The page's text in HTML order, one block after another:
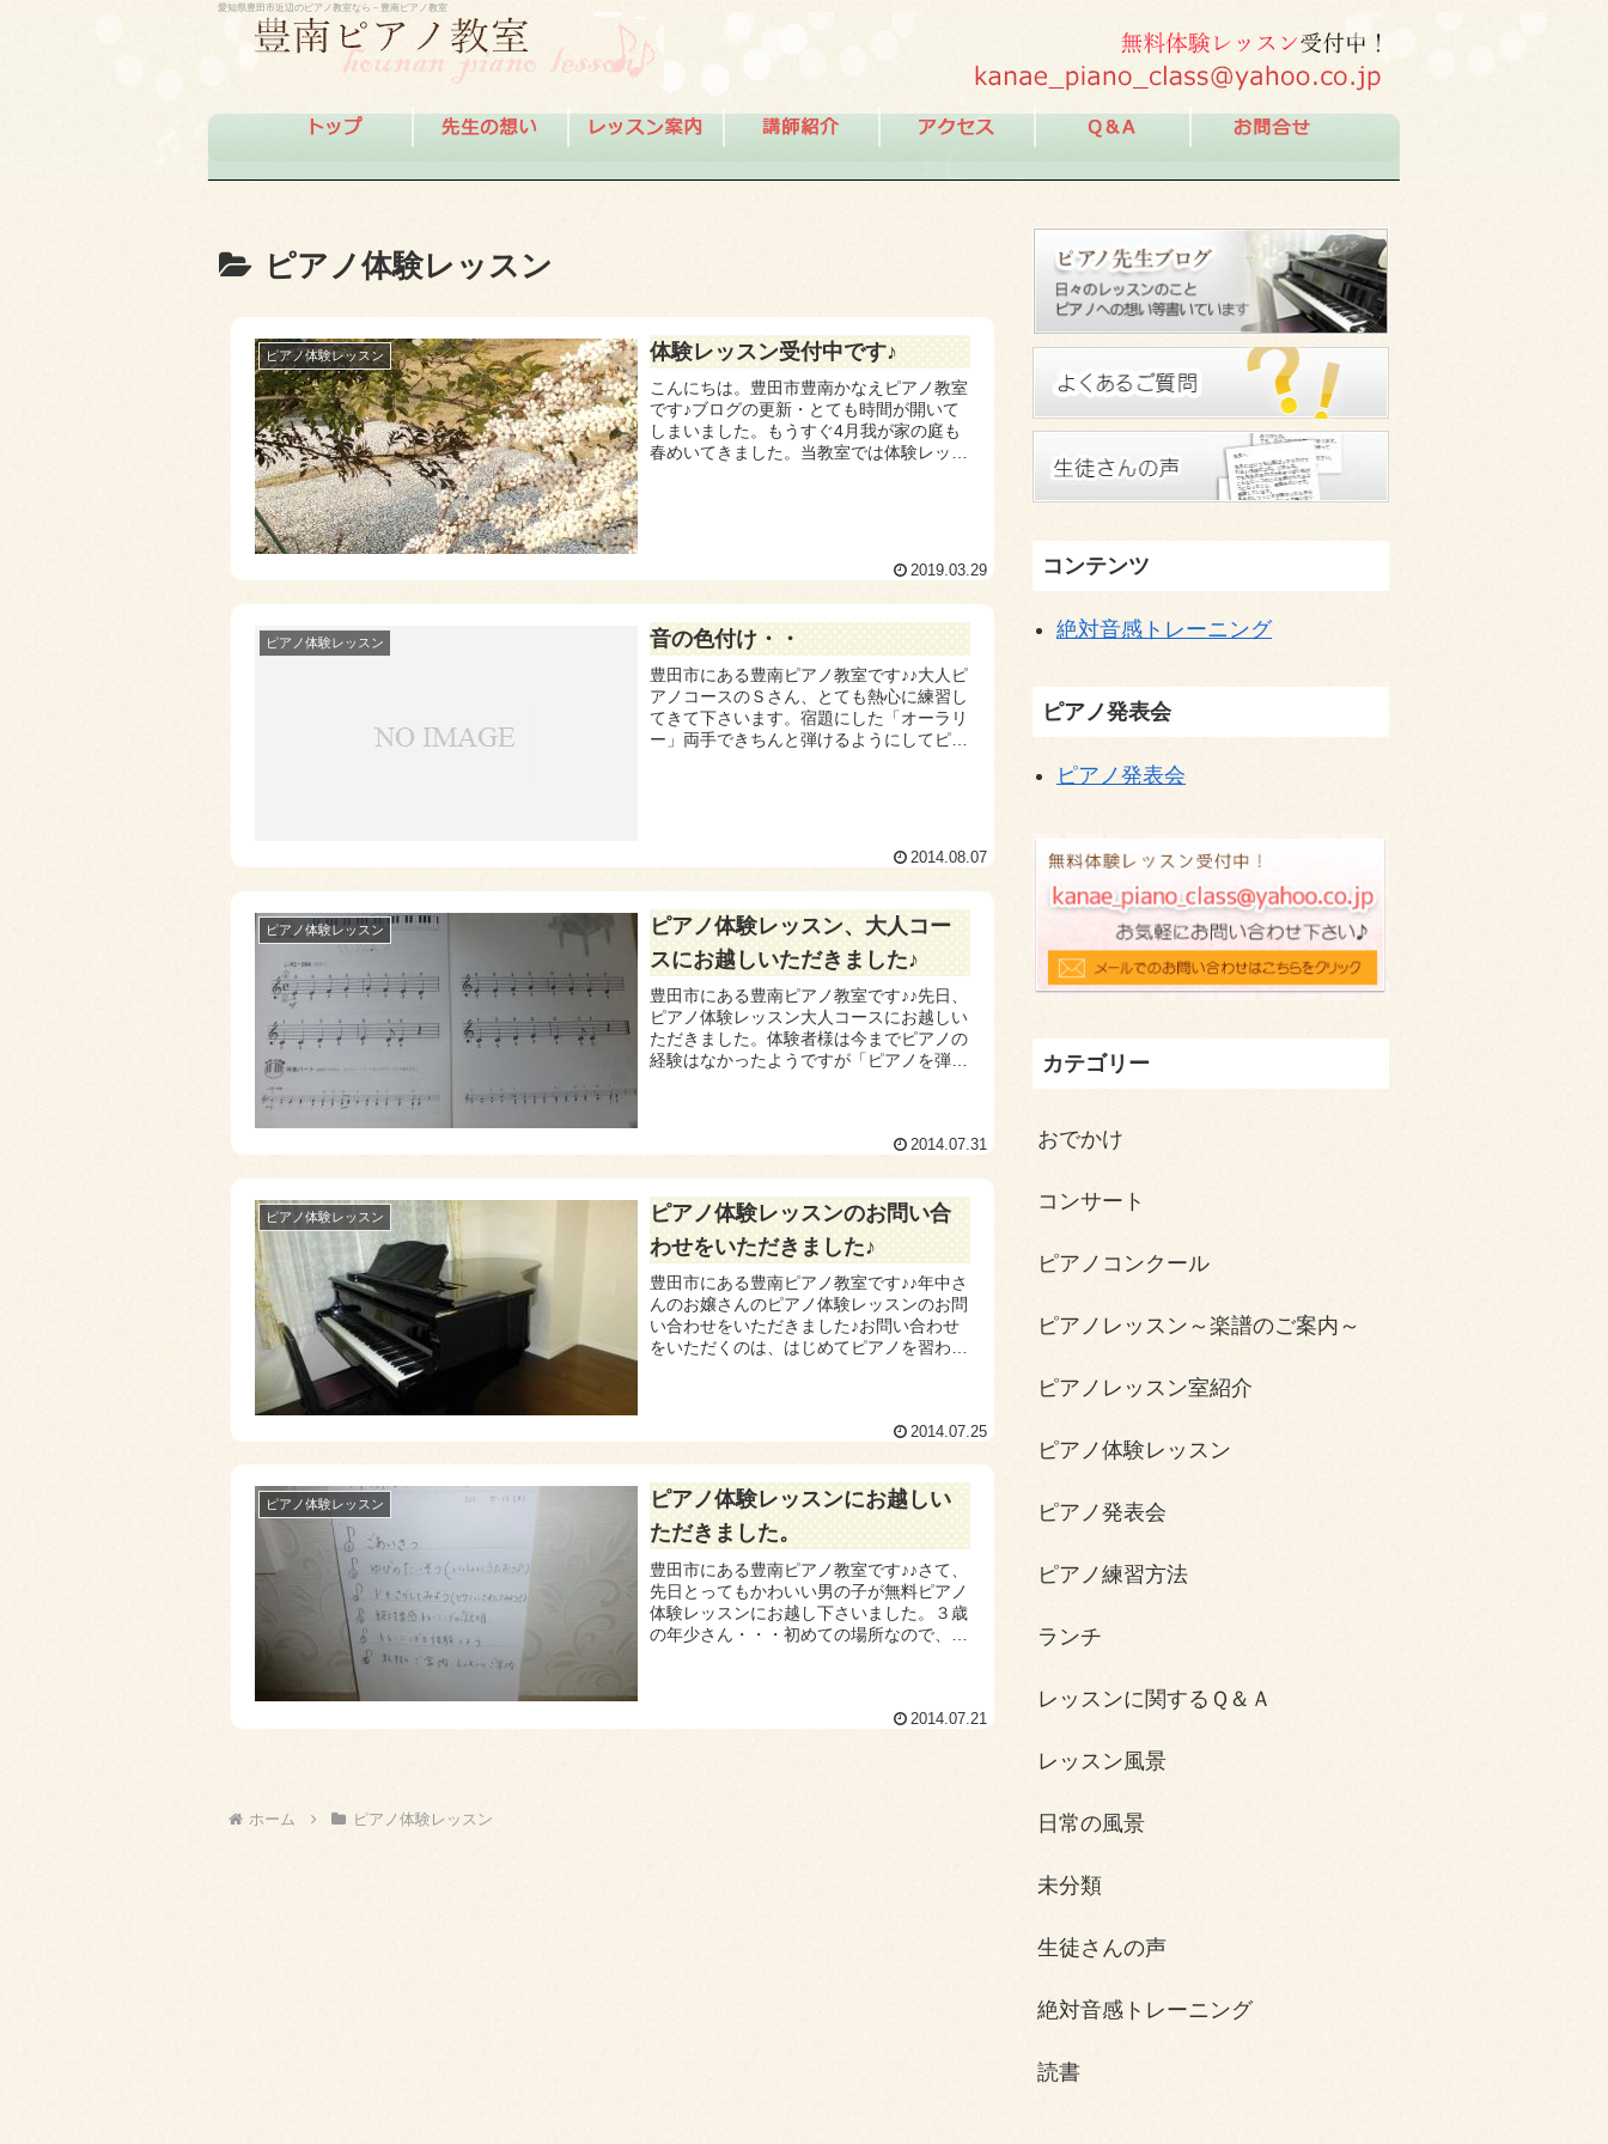
愛知県豊田市近辺のピアノ教室なら－豊南ピアノ教室
ピアノ体験レッスン
ピアノ体験レッスン 体験レッスン受付中です♪
こんにちは。豊田市豊南かなえピアノ教室
です♪ブログの更新・とても時間が開いて
しまいました。もうすぐ4月我が家の庭も
春めいてきました。当教室では体験レッス
2019.03.29
ピアノ体験レッスン 音の色付け・・
豊田市にある豊南ピアノ教室です♪♪大人ピ
アノコースのＳさん、とても熱心に練習し
てきて下さいます。宿題にした「オーラリ
ー」両手できちんと弾けるようにしてピア
2014.08.07
ピアノ体験レッスン
ピアノ体験レッスン、大人コー
スにお越しいただきました♪
豊田市にある豊南ピアノ教室です♪♪先日、
ピアノ体験レッスン大人コースにお越しい
ただきました。体験者様は今までピアノの
経験はなかったようですが「ピアノを弾け
2014.07.31
ピアノ体験レッスン
ピアノ体験レッスンのお問い合
わせをいただきました♪
豊田市にある豊南ピアノ教室です♪♪年中さ
んのお嬢さんのピアノ体験レッスンのお問
い合わせをいただきました♪お問い合わせ
をいただくのは、はじめてピアノを習われ
2014.07.25
ピアノ体験レッスン
ピアノ体験レッスンにお越しい
ただきました。
豊田市にある豊南ピアノ教室です♪♪さて、
先日とってもかわいい男の子が無料ピアノ
体験レッスンにお越し下さいました。３歳
の年少さん・・・初めての場所なので、緊
2014.07.21
ホーム ピアノ体験レッスン
コンテンツ
絶対音感トレーニング
ピアノ発表会
ピアノ発表会
カテゴリー
おでかけ
コンサート
ピアノコンクール
ピアノレッスン～楽譜のご案内～
ピアノレッスン室紹介
ピアノ体験レッスン
ピアノ発表会
ピアノ練習方法
ランチ
レッスンに関するＱ＆Ａ
レッスン風景
日常の風景
未分類
生徒さんの声
絶対音感トレーニング
読書